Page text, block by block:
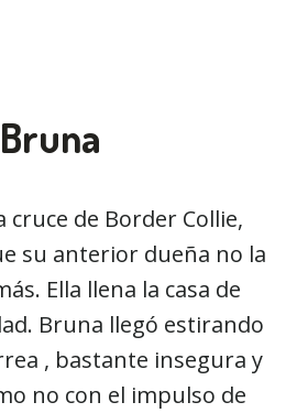
Bruna
cruce de Border Collie,
su anterior dueña no la
Ella llena la casa de
Bruna llegó estirando
, bastante insegura y
no con el impulso de